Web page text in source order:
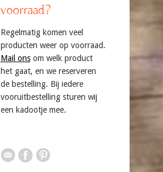
voorraad?
Regelmatig komen veel
producten weer op voorraad.
Mail onsom welk product
het gaat, en we reserveren
de bestelling. Bij iedere
vooruitbestelling sturen wij
een kadootje mee.